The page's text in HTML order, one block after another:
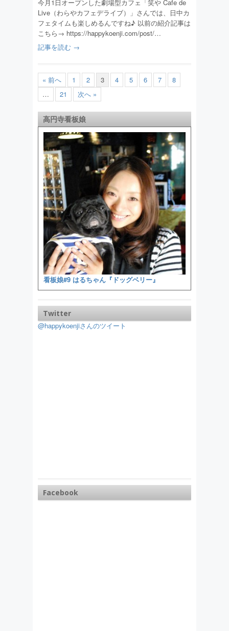
今月1日オープンした劇場型カフェ「笑や Cafe de
Live（わらやカフェデライブ）」さんでは、日中カ
フェタイムも楽しめるんですね♪ 以前の紹介記事は
こちら→ https://happykoenji.com/post/…
記事を読む →
« 前へ 1 2 3 4 5 6 7
8
…
21 次へ »
高円寺看板娘
看板娘#9 はるちゃん『ドッグベリー』
Twitter
@happykoenjiさんのツイート
Facebook